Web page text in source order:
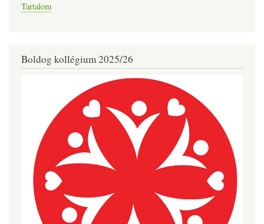
Tartalom
Boldog kollégium 2025/26